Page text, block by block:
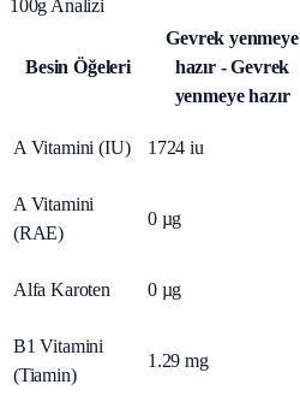
100g Analizi
Besin Öğeleri
Gevrek yenmeye
hazır - Gevrek
yenmeye hazır
A Vitamini (IU) 1724 iu
A Vitamini
(RAE)
0 µg
Alfa Karoten 0 µg
B1 Vitamini
(Tiamin)
1.29 mg